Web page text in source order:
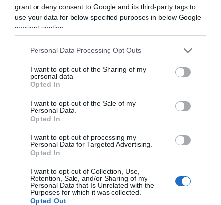
grant or deny consent to Google and its third-party tags to
use your data for below specified purposes in below Google
consent section.
Personal Data Processing Opt Outs
I want to opt-out of the Sharing of my
personal data.
Opted In
I want to opt-out of the Sale of my
Personal Data.
Opted In
I want to opt-out of processing my
Personal Data for Targeted Advertising.
Opted In
I want to opt-out of Collection, Use,
Retention, Sale, and/or Sharing of my
Personal Data that Is Unrelated with the
Purposes for which it was collected.
Opted Out
IL PIÙ LETTO DEL MESE